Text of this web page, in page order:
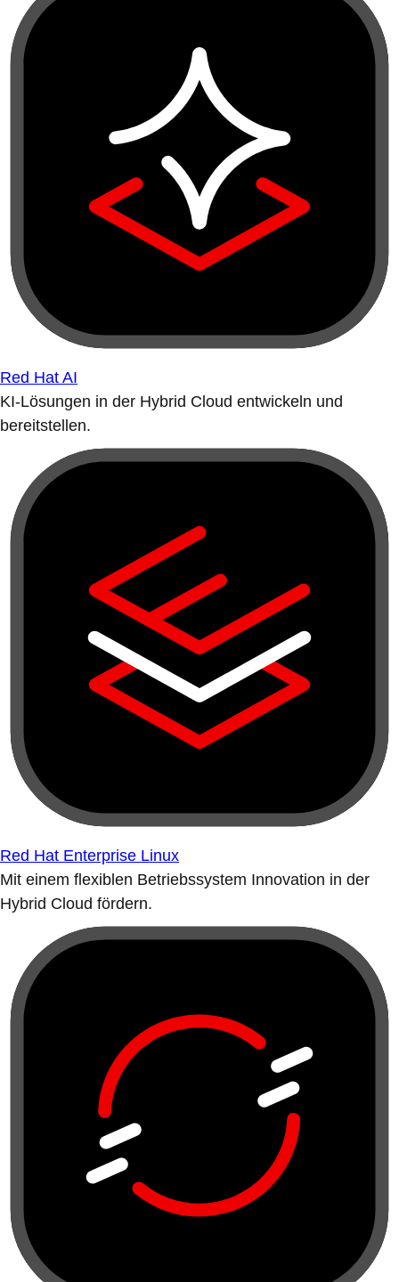
Red Hat AI
KI-Lösungen in der Hybrid Cloud entwickeln und
bereitstellen.
Red Hat Enterprise Linux
Mit einem flexiblen Betriebssystem Innovation in der
Hybrid Cloud fördern.